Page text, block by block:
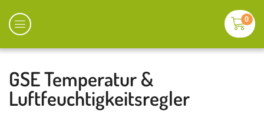
0
GSE Temperatur &
Luftfeuchtigkeitsregler